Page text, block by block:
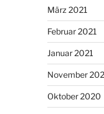
März 2021
Februar 2021
Januar 2021
November
Oktober 2020